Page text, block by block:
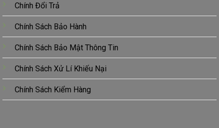
Chính Đổi Trả
Chính Sách Bảo Hành
Chính Sách Bảo Mật Thông Tin
Chính Sách Xử Lí Khiếu Nại
Chính Sách Kiểm Hàng